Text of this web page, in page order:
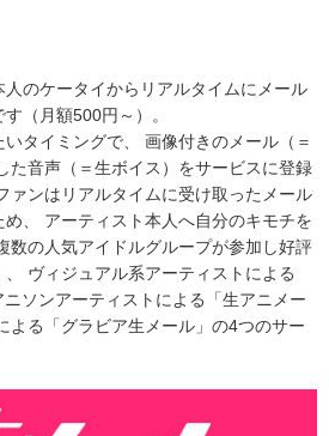
のケータイからリアルタイムにメール
（月額500円～）。
タイミングで、 画像付きのメール（＝
た音声（＝生ボイス）をサービスに登録
ァンはリアルタイムに受け取ったメール
、 アーティスト本人へ自分のキモチを
数の人気アイドルグループが参加し好評
ヴィジュアル系アーティストによる
ニソンアーティストによる「生アニメー
よる「グラビア生メール」の4つのサー